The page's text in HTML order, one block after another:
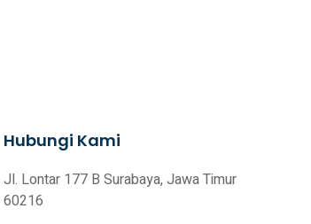
Hubungi Kami
Jl. Lontar 177 B Surabaya, Jawa Timur
60216